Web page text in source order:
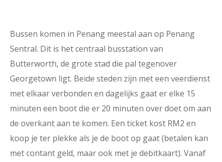
Bussen komen in Penang meestal aan op Penang
Sentral. Dit is het centraal busstation van
Butterworth, de grote stad die pal tegenover
Georgetown ligt. Beide steden zijn met een veerdienst
met elkaar verbonden en dagelijks gaat er elke 15
minuten een boot die er 20 minuten over doet om aan
de overkant aan te komen. Een ticket kost RM2 en
koop je ter plekke als je de boot op gaat (betalen kan
met contant geld, maar ook met je debitkaart). Vanaf